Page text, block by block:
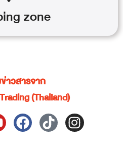
zone
าวสารจาก
(Thailand)